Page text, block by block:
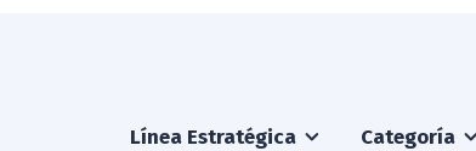
Línea Estratégica Categoría